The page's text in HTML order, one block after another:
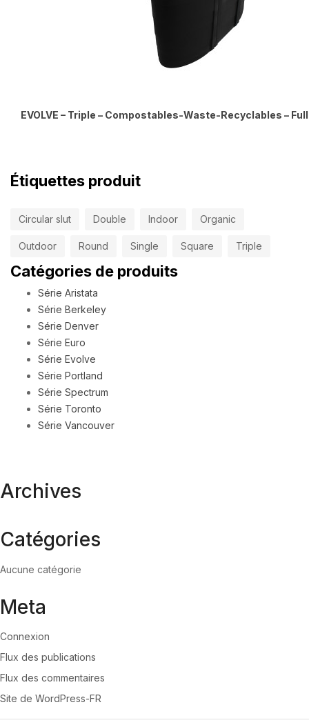
EVOLVE – Triple – Compostables-Waste-Recyclables –
Étiquettes produit
Circular slut Double Indoor Organic
Outdoor Round Single Square Triple
Catégories de produits
Série Aristata
Série Berkeley
Série Denver
Série Euro
Série Evolve
Série Portland
Série Spectrum
Série Toronto
Série Vancouver
Archives
Catégories
Aucune catégorie
Meta
Connexion
Flux des publications
Flux des commentaires
Site de WordPress-FR